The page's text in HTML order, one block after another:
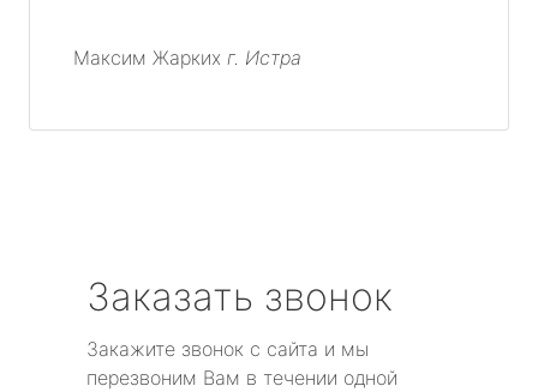
Максим Жарких г. Истра
Заказать звонок
Закажите звонок с сайта и мы
перезвоним Вам в течении одной